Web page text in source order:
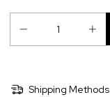
Shipping Methods